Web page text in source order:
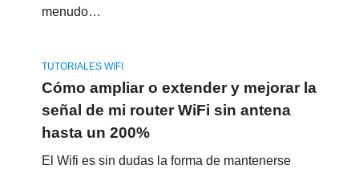
menudo…
TUTORIALES WIFI
Cómo ampliar o extender y mejorar la
señal de mi router WiFi sin antena
hasta un 200%
El Wifi es sin dudas la forma de mantenerse